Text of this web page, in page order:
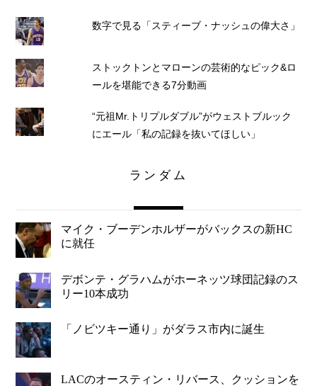
数字で見る「スティーブ・ナッシュの偉大さ」
ストックトンとマローンの芸術的なピック&ロ
ールを堪能できる7分動画
“元祖Mr.トリプルダブル”がウェストブルック
にエール「私の記録を抜いてほしい」
ランダム
マイク・ブーデンホルザーがバックスの新HC
に就任
デボンテ・グラハムがホーネッツ球団記録のス
リー10本成功
「ノビツキー通り」がダラス市内に誕生
LACのオースティン・リバース、クッションを